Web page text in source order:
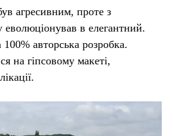
агресивним, проте з
еволюціонував в елегантний.
авторська розробка.
на гіпсовому макеті,